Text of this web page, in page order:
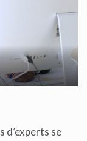
d’experts se